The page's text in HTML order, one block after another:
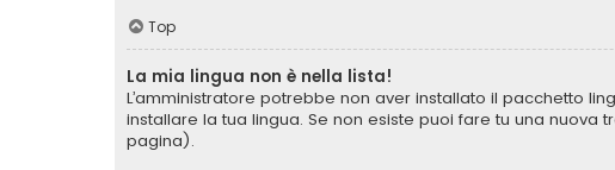
Top
La mia lingua non è nella lista!
L’amministratore potrebbe non aver installato il pacchetto
installare la tua lingua. Se non esiste puoi fare tu una nuova
pagina).